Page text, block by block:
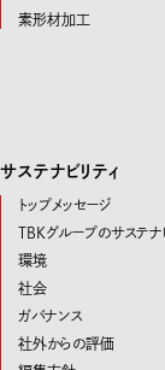
素形材加工
サステナビリティ
トップメッセージ
TBKグループのサステナ
環境
社会
ガバナンス
社外からの評価